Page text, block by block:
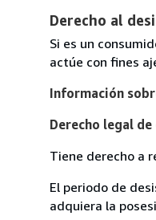
Derecho al
Si es un
actúe con fines
Información
Derecho legal
Tiene derecho a
El periodo de
adquiera la